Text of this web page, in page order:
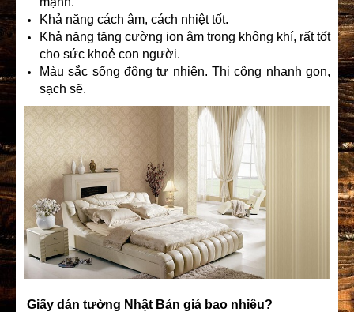
Khả năng cách âm, cách nhiệt tốt.
Khả năng tăng cường ion âm trong không khí, rất tốt
cho sức khoẻ con người.
Màu sắc sống động tự nhiên. Thi công nhanh gọn,
sạch sẽ.
Giấy dán tường Nhật Bản giá bao nhiêu?